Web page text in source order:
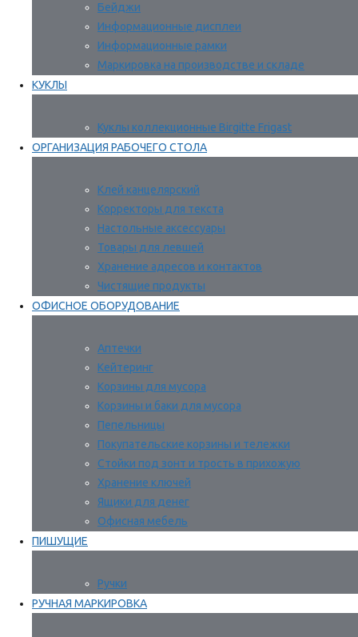
Бейджи
Информационные дисплеи
Информационные рамки
Маркировка на производстве и складе
КУКЛЫ
Куклы коллекционные Birgitte Frigast
ОРГАНИЗАЦИЯ РАБОЧЕГО СТОЛА
Клей канцелярский
Корректоры для текста
Настольные аксессуары
Товары для левшей
Хранение адресов и контактов
Чистящие продукты
ОФИСНОЕ ОБОРУДОВАНИЕ
Аптечки
Кейтеринг
Корзины для мусора
Корзины и баки для мусора
Пепельницы
Покупательские корзины и тележки
Стойки под зонт и трость в прихожую
Хранение ключей
Ящики для денег
Офисная мебель
ПИШУЩИЕ
Ручки
РУЧНАЯ МАРКИРОВКА